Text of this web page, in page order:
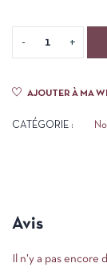
AJOUTER À MA
CATÉGORIE :
Avis
Il n'y a pas encore